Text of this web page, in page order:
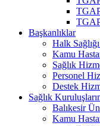
TGAP
Başkanlıklar
Halk
Kamu
Sağlık
Personel
Destek
Sağlık
Balıkesir
Kamu